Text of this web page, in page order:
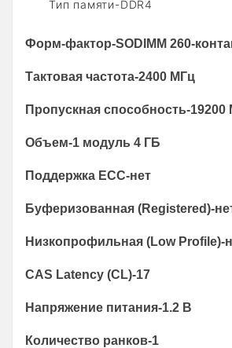
Тип памяти-DDR4
Форм-фактор-SODIMM 260-
Тактовая частота-2400 МГц
Пропускная способность-19200
Объем-1 модуль 4 ГБ
Поддержка ECC-нет
Буферизованная (Registered)-
Низкопрофильная (Low Profile)-
CAS Latency (CL)-17
Напряжение питания-1.2 В
Количество ранков-1